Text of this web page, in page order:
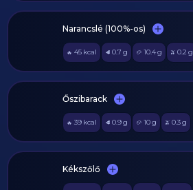
Narancslé (100%-os)
🔥 45 kcal 🥩 0.7 g 🥔 10.4g 🫒 0.2 g
Őszibarack
🔥 39 kcal 🥩 0.9g 🥔 10g 🫒 0.3g
Kékszőlő